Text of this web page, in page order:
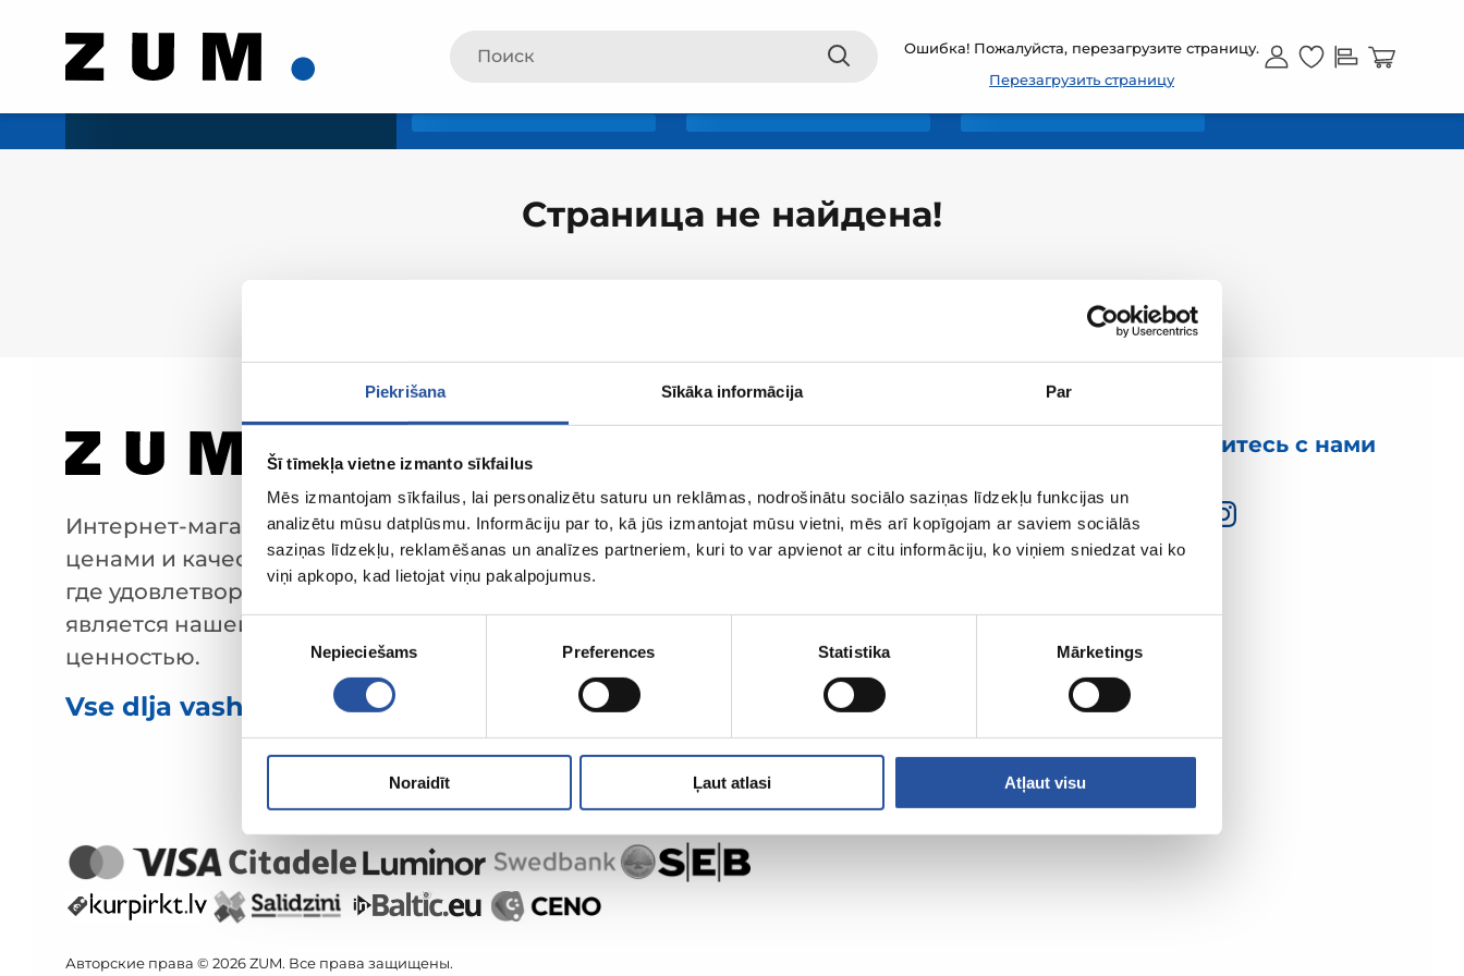
Piekrišana Sīkāka informācija Par
Šī tīmekļa vietne izmanto sīkfailus
Mēs izmantojam sīkfailus, lai personalizētu saturu un reklāmas, nodrošinātu sociālo saziņas līdzekļu funkcijas un
analizētu mūsu datplūsmu. Informāciju par to, kā jūs izmantojat mūsu vietni, mēs arī kopīgojam ar saviem sociālās
saziņas līdzekļu, reklamēšanas un analīzes partneriem, kuri to var apvienot ar citu informāciju, ko viņiem sniedzat vai ko
viņi apkopo, kad lietojat viņu pakalpojumus.
Piekrišanas
Nepieciešams Preferences Statistika Mārketings
Noraidīt Ļaut atlasi Atļaut visu
Ошибка! Пожалуйста, перезагрузите страницу.
Перезагрузить страницу
Страница не найдена!
Интернет-магазин с выгодными
ценами и качественными товарами,
где удовлетворённость клиента
является нашей главной
ценностью.
Vse dlja vashego doma i sada!
Свяжитесь с нами
Авторские права © 2026 ZUM. Все права защищены.